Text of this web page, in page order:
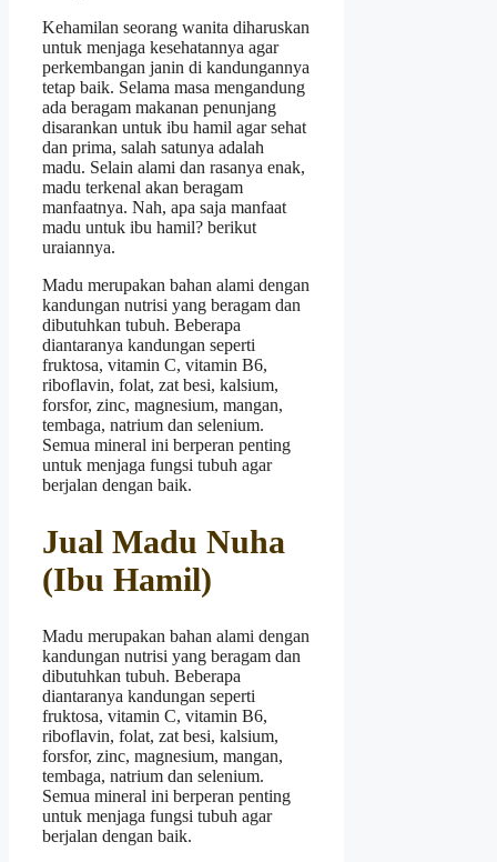
Kehamilan seorang wanita diharuskan
untuk menjaga kesehatannya agar
perkembangan janin di kandungannya
tetap baik. Selama masa mengandung
ada beragam makanan penunjang
disarankan untuk ibu hamil agar sehat
dan prima, salah satunya adalah
madu. Selain alami dan rasanya enak,
madu terkenal akan beragam
manfaatnya. Nah, apa saja manfaat
madu untuk ibu hamil? berikut
uraiannya.
Madu merupakan bahan alami dengan
kandungan nutrisi yang beragam dan
dibutuhkan tubuh. Beberapa
diantaranya kandungan seperti
fruktosa, vitamin C, vitamin B6,
riboflavin, folat, zat besi, kalsium,
forsfor, zinc, magnesium, mangan,
tembaga, natrium dan selenium.
Semua mineral ini berperan penting
untuk menjaga fungsi tubuh agar
berjalan dengan baik.
Jual Madu Nuha
(Ibu Hamil)
Madu merupakan bahan alami dengan
kandungan nutrisi yang beragam dan
dibutuhkan tubuh. Beberapa
diantaranya kandungan seperti
fruktosa, vitamin C, vitamin B6,
riboflavin, folat, zat besi, kalsium,
forsfor, zinc, magnesium, mangan,
tembaga, natrium dan selenium.
Semua mineral ini berperan penting
untuk menjaga fungsi tubuh agar
berjalan dengan baik.